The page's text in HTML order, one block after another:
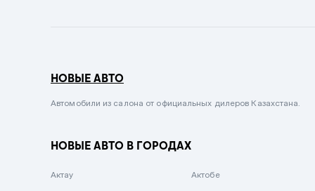
Сиреневый металлик
Вишневый
НОВЫЕ АВТО
Автомобили из салона от официальных дилеров Казахстана.
НОВЫЕ АВТО В ГОРОДАХ
Актау Актобе